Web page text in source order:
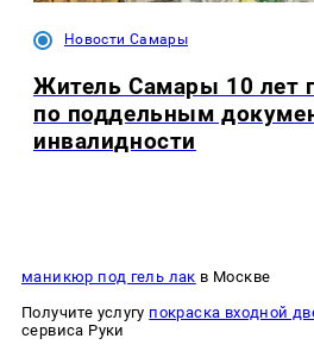
Новости Самары
Житель Самары 10 лет
по поддельным
инвалидности
маникюр под гель лак в Москве
Получите услугу покраска входной
сервиса Руки